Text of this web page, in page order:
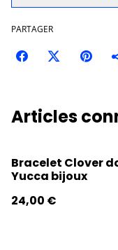
PARTAGER
Articles
Bracelet Clover
Yucca bijoux
24,00 €